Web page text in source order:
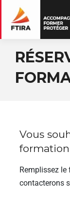
Vous
Remplissez
contacterons